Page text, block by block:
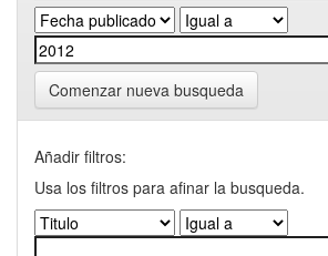
Comenzar nueva busqueda
Añadir filtros:
Usa los filtros para afinar la busqueda.